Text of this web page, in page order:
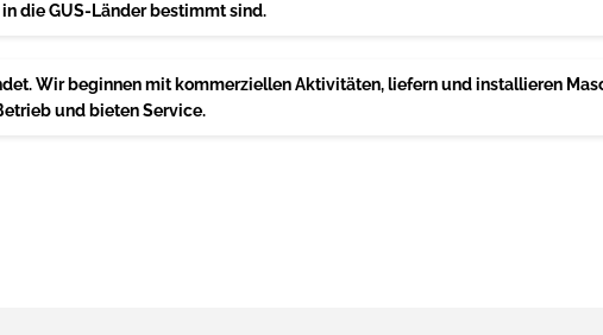
die GUS-Länder bestimmt sind.
Wir beginnen mit kommerziellen Aktivitäten, liefern und installieren
und bieten Service.